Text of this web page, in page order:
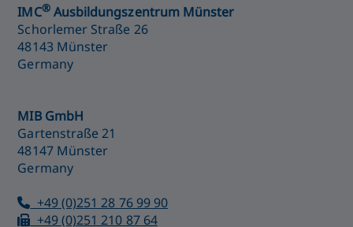
IMC®Ausbildungszentrum Münster
Schorlemer Straße 26
48143 Münster
Germany
MIB GmbH
Gartenstraße 21
48147 Münster
Germany
+49 (0)251 28 76 99 90
+49 (0)251 210 87 64